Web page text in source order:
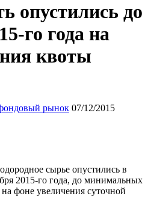
опустились до
го года на
квоты
рынок 07/12/2015
сырье опустились в
2015-го года, до минимальных
фоне увеличения суточной